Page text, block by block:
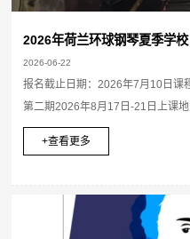
2026年荷兰环球钢琴夏季学校
2026-06-22
报名截止日期：2026年7月10日课
第二期2026年8月17日-21日上课
+查看更多